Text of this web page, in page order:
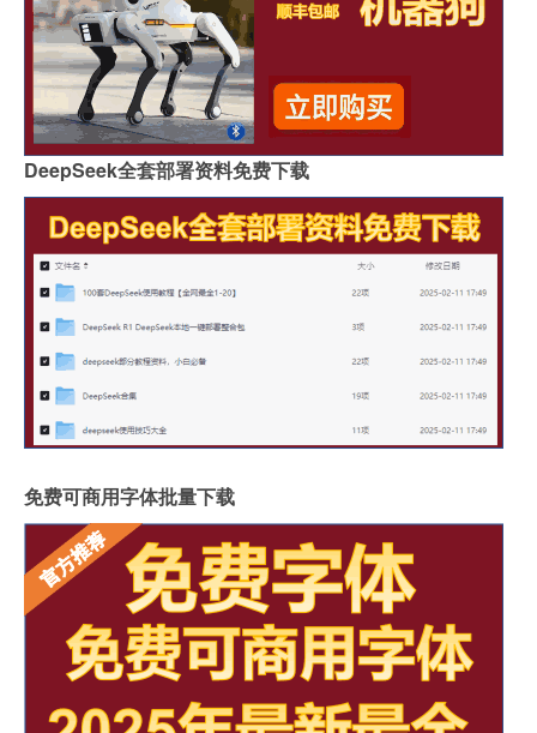
DeepSeek全套部署资料免费下载
免费可商用字体批量下载